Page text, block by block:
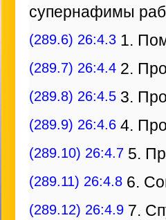
супернафимы
(289.6) 26:4.3 1.
(289.7) 26:4.4 2.
(289.8) 26:4.5 3.
(289.9) 26:4.6 4.
(289.10) 26:4.7 5.
(289.11) 26:4.8 6.
(289.12) 26:4.9 7.